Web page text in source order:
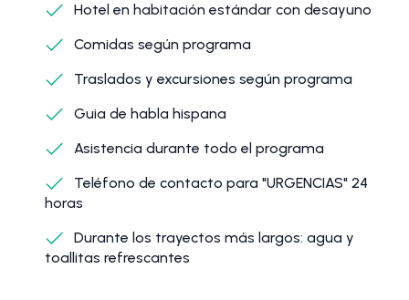
Hotel en habitación estándar con desayuno
Comidas según programa
Traslados y excursiones según programa
Guia de habla hispana
Asistencia durante todo el programa
Teléfono de contacto para "URGENCIAS" 24
horas
Durante los trayectos más largos: agua y
toallitas refrescantes